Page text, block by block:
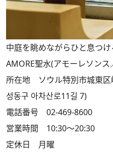
中庭を眺めながらひと息つけ
AMORE聖水(アモーレソンス
所在地 ソウル特別市城東区
성동구 아차산로11길 7)
電話番号 02-469-8600
営業時間 10:30～20:30
定休日 月曜